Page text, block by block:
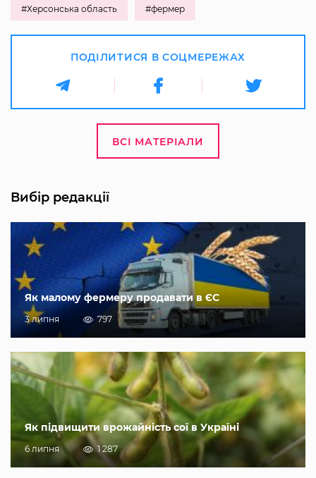
#Херсонська область #фермер
ПОДІЛИТИСЯ В СОЦМЕРЕЖАХ
ВСІ МАТЕРІАЛИ
Вибір редакції
Як малому фермеру продавати в ЄС
3 липня 797
Як підвищити врожайність сої в Україні
6 липня 1 287